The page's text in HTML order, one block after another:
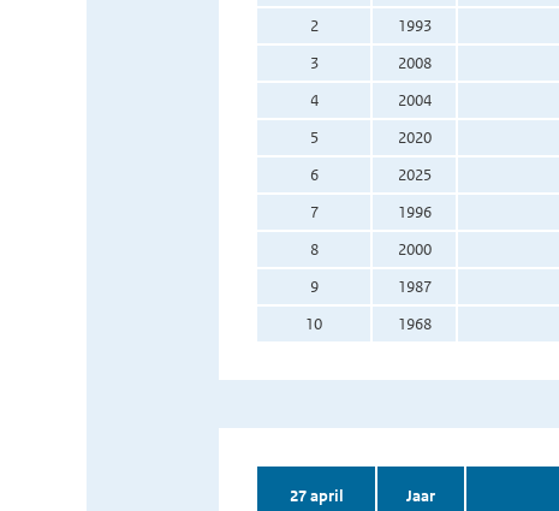
2
1993
3
2008
4
2004
5
2020
6
2025
7
1996
8
2000
9
1987
10
1968
27 april Jaar